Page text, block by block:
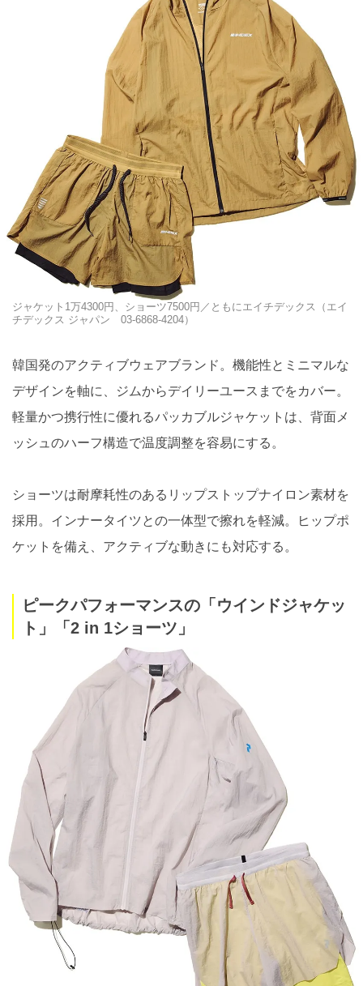
ジャケット1万4300円、ショーツ7500円／ともにエイチデックス（エイ
チデックス ジャパン 03-6868-4204）
韓国発のアクティブウェアブランド。機能性とミニマルな
デザインを軸に、ジムからデイリーユースまでをカバー。
軽量かつ携行性に優れるパッカブルジャケットは、背面メ
ッシュのハーフ構造で温度調整を容易にする。
ショーツは耐摩耗性のあるリップストップナイロン素材を
採用。インナータイツとの一体型で擦れを軽減。ヒップポ
ケットを備え、アクティブな動きにも対応する。
ピークパフォーマンスの「ウインドジャケッ
ト」「2 in 1ショーツ」